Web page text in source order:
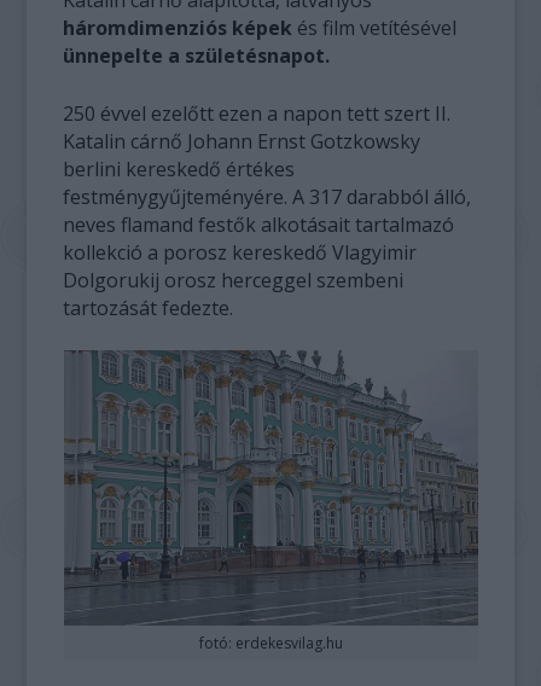
háromdimenziós képek és film vetítésével
ünnepelte a születésnapot.
250 évvel ezelőtt ezen a napon tett szert II.
Katalin cárnő Johann Ernst Gotzkowsky
berlini kereskedő értékes
festménygyűjteményére. A 317 darabból álló,
neves flamand festők alkotásait tartalmazó
kollekció a porosz kereskedő Vlagyimir
Dolgorukij orosz herceggel szembeni
tartozását fedezte.
fotó: erdekesvilag.hu